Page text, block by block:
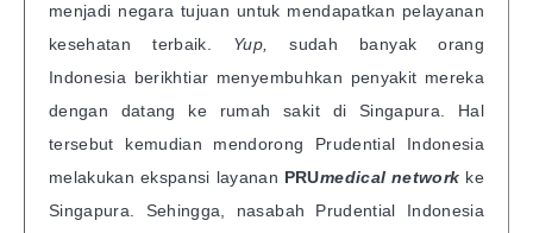
menjadi negara tujuan untuk mendapatkan pelayanan
kesehatan terbaik. Yup,
sudah banyak orang
Indonesia berikhtiar menyembuhkan penyakit mereka
dengan datang ke rumah sakit di Singapura. Hal
tersebut kemudian mendorong Prudential Indonesia
melakukan ekspansi layanan PRUmedical network ke
Singapura. Sehingga, nasabah Prudential Indonesia